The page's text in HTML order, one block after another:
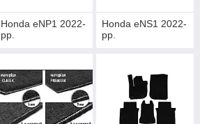
Honda eNP1 2022-
рр.
Honda eNS1 2022-
рр.